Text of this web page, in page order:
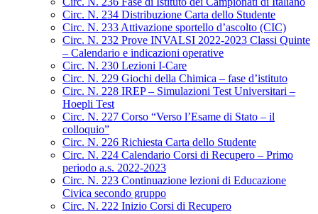
Circ. N. 234 Distribuzione Carta dello Studente
Circ. N. 233 Attivazione sportello d’ascolto (CIC)
Circ. N. 232 Prove INVALSI 2022-2023 Classi Quinte
– Calendario e indicazioni operative
Circ. N. 230 Lezioni I-Care
Circ. N. 229 Giochi della Chimica – fase d’istituto
Circ. N. 228 IREP – Simulazioni Test Universitari –
Hoepli Test
Circ. N. 227 Corso “Verso l’Esame di Stato – il
colloquio”
Circ. N. 226 Richiesta Carta dello Studente
Circ. N. 224 Calendario Corsi di Recupero – Primo
periodo a.s. 2022-2023
Circ. N. 223 Continuazione lezioni di Educazione
Civica secondo gruppo
Circ. N. 222 Inizio Corsi di Recupero